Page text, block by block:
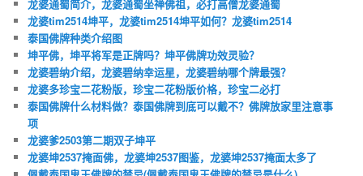
龙婆通蜀简介，龙婆通蜀坐禅佛祖，必打高僧龙婆通蜀
龙婆tim2514坤平，龙婆tim2514坤平如何？龙婆tim2514
泰国佛牌种类介绍图
坤平佛，坤平将军是正牌吗？坤平佛牌功效灵验？
龙婆碧纳介绍，龙婆碧纳幸运星，龙婆碧纳哪个牌最强？
龙婆多珍宝二花粉版，珍宝二花粉版价格，珍宝二必打
泰国佛牌什么材料做？泰国佛牌到底可以戴不？佛牌放家里注意事
项
龙婆爹2503第二期双子坤平
龙婆坤2537掩面佛，龙婆坤2537图鉴，龙婆坤2537掩面太多了